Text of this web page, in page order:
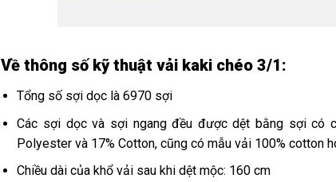
Về thông số kỹ thuật vải kaki chéo 3/1:
Tổng số sợi dọc là 6970 sợi
Các sợi dọc và sợi ngang đều được dệt bằng sợi có
Polyester và 17% Cotton, cũng có mẫu vải 100% cotton
Chiều dài của khổ vải sau khi dệt mộc: 160 cm